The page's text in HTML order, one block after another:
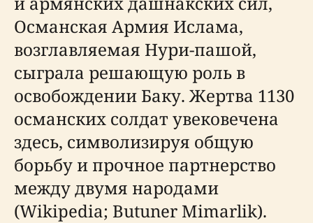
Османская Армия Ислама,
возглавляемая Нури-пашой,
сыграла решающую роль в
освобождении Баку. Жертва 1130
османских солдат увековечена
здесь, символизируя общую
борьбу и прочное партнерство
между двумя народами
(Wikipedia; Butuner Mimarlik).